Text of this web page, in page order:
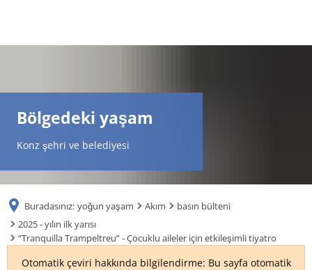
TR
Bölgedeki yaşam
Konz şehri ve belediyesi
Buradasınız: yoğun yaşam Akım
basın bülteni
2025 - yılın ilk yarısı
“Tranquilla Trampeltreu” - Çocuklu aileler için etkileşimli tiyatro
Otomatik çeviri hakkında bilgilendirme: Bu sayfa otomatik